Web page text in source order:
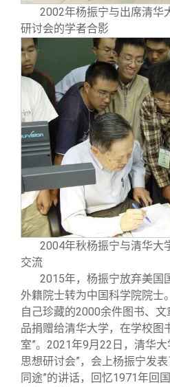
2002年杨振宁与出席清华
研讨会的学者合影
2004年秋杨振宁与清华大
交流
2015年，杨振宁放弃美国
外籍院士转为中国科学院院士
自己珍藏的2000余件图书、
品捐赠给清华大学，在学校图
室”。2021年9月22日，清华
思想研讨会”，会上杨振宁发
同途”的讲话，回忆1971年回